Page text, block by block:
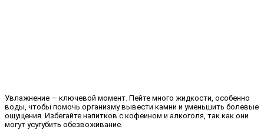
Увлажнение — ключевой момент. Пейте много жидкости, особенно
воды, чтобы помочь организму вывести камни и уменьшить болевые
ощущения. Избегайте напитков с кофеином и алкоголя, так как они
могут усугубить обезвоживание.